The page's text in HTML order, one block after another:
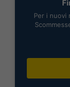
Per i nuovi